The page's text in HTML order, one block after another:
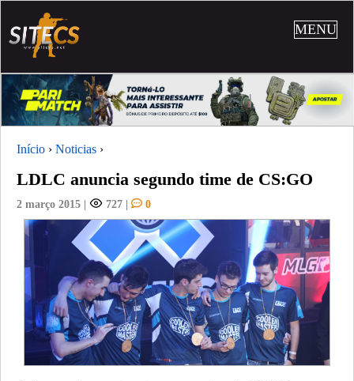
MENU
Início › Noticias ›
LDLC anuncia segundo time de CS:GO
2 março 2015 | 727 | 0